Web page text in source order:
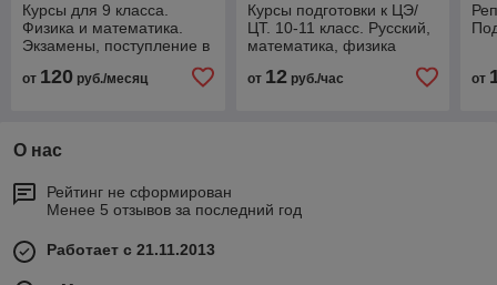
Курсы для 9 класса.
Физика и математика.
Экзамены, поступление в
от 120 руб./месяц
Курсы подготовки к ЦЭ/
ЦТ. 10-11 класс. Русский,
математика, физика
от 12руб./час от
О нас
Рейтинг не сформирован
Менее 5 отзывов за последний год
Работает с 21.11.2013